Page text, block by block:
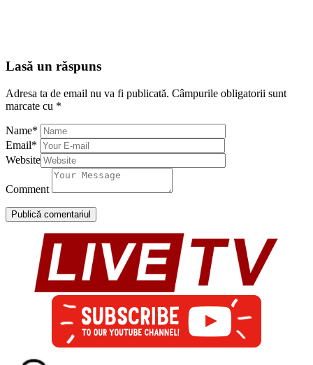
Lasă un răspuns
Adresa ta de email nu va fi publicată. Câmpurile obligatorii sunt
marcate cu *
Name*
Email*
Website
Comment